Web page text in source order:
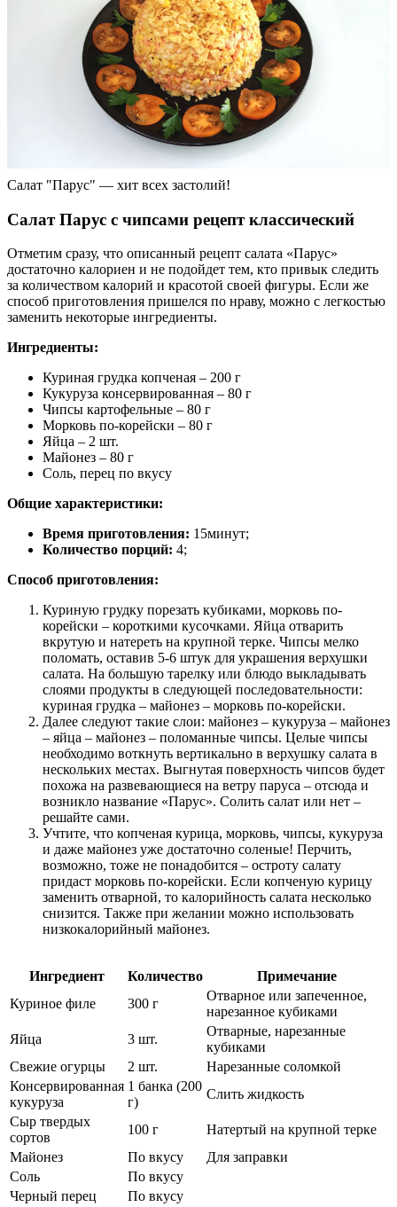
Салат "Парус" — хит всех застолий!
Салат Парус с чипсами рецепт классический
Отметим сразу, что описанный рецепт салата «Парус»
достаточно калориен и не подойдет тем, кто привык следить
за количеством калорий и красотой своей фигуры. Если же
способ приготовления пришелся по нраву, можно с легкостью
заменить некоторые ингредиенты.
Ингредиенты:
Куриная грудка копченая – 200 г
Кукуруза консервированная – 80 г
Чипсы картофельные – 80 г
Морковь по-корейски – 80 г
Яйца – 2 шт.
Майонез – 80 г
Соль, перец по вкусу
Общие характеристики:
Время приготовления: 15минут;
Количество порций: 4;
Способ приготовления:
Куриную грудку порезать кубиками, морковь по-
корейски – короткими кусочками. Яйца отварить
вкрутую и натереть на крупной терке. Чипсы мелко
поломать, оставив 5-6 штук для украшения верхушки
салата. На большую тарелку или блюдо выкладывать
слоями продукты в следующей последовательности:
куриная грудка – майонез – морковь по-корейски.
Далее следуют такие слои: майонез – кукуруза – майонез
– яйца – майонез – поломанные чипсы. Целые чипсы
необходимо воткнуть вертикально в верхушку салата в
нескольких местах. Выгнутая поверхность чипсов будет
похожа на развевающиеся на ветру паруса – отсюда и
возникло название «Парус». Солить салат или нет –
решайте сами.
Учтите, что копченая курица, морковь, чипсы, кукуруза
и даже майонез уже достаточно соленые! Перчить,
возможно, тоже не понадобится – остроту салату
придаст морковь по-корейски. Если копченую курицу
заменить отварной, то калорийность салата несколько
снизится. Также при желании можно использовать
низкокалорийный майонез.
Ингредиент Количество
Примечание
Куриное филе
300 г
Отварное или запеченное,
нарезанное кубиками
Яйца
3 шт.
Отварные, нарезанные
кубиками
Свежие огурцы
2 шт.
Нарезанные соломкой
Консервированная
кукуруза
1 банка (200
г)
Слить жидкость
Сыр твердых
сортов
100 г
Натертый на крупной терке
Майонез
По вкусу
Для заправки
Соль
По вкусу
Черный перец
По вкусу